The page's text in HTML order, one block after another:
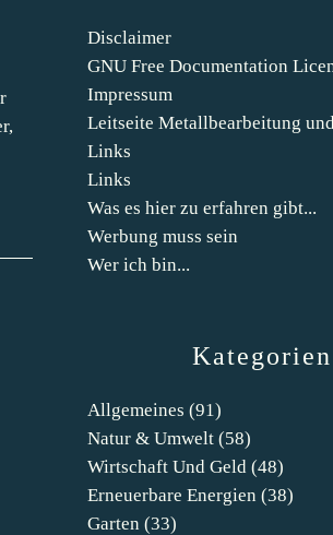
Kategorien
Allgemeines (91)
Natur & Umwelt (58)
Wirtschaft Und Geld (48)
Erneuerbare Energien (38)
Garten (33)
Disclaimer
GNU Free Documentation
Impressum
Leitseite Metallbearbeitung
Links
Links
Was es hier zu erfahren gibt...
Werbung muss sein
Wer ich bin...